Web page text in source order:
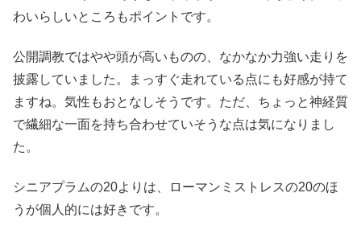
わいらしいところもポイントです。
公開調教ではやや頭が高いものの、なかなか力強い走りを
披露していました。まっすぐ走れている点にも好感が持て
ますね。気性もおとなしそうです。ただ、ちょっと神経質
で繊細な一面を持ち合わせていそうな点は気になりまし
た。
シニアプラムの20よりは、ローマンミストレスの20のほ
うが個人的には好きです。